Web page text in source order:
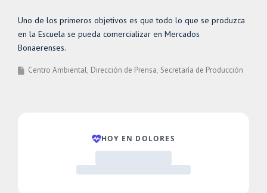
Uno de los primeros objetivos es que todo lo que se produzca
en la Escuela se pueda comercializar en Mercados
Bonaerenses.
Centro Ambiental Dirección de Prensa Secretaría de Producción